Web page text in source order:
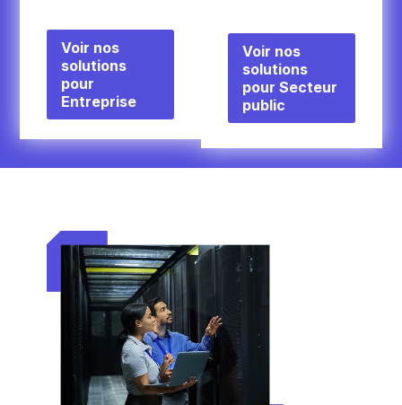
Voir nos
solutions
pour
Entreprise
Voir nos
solutions
pour Secteur
public